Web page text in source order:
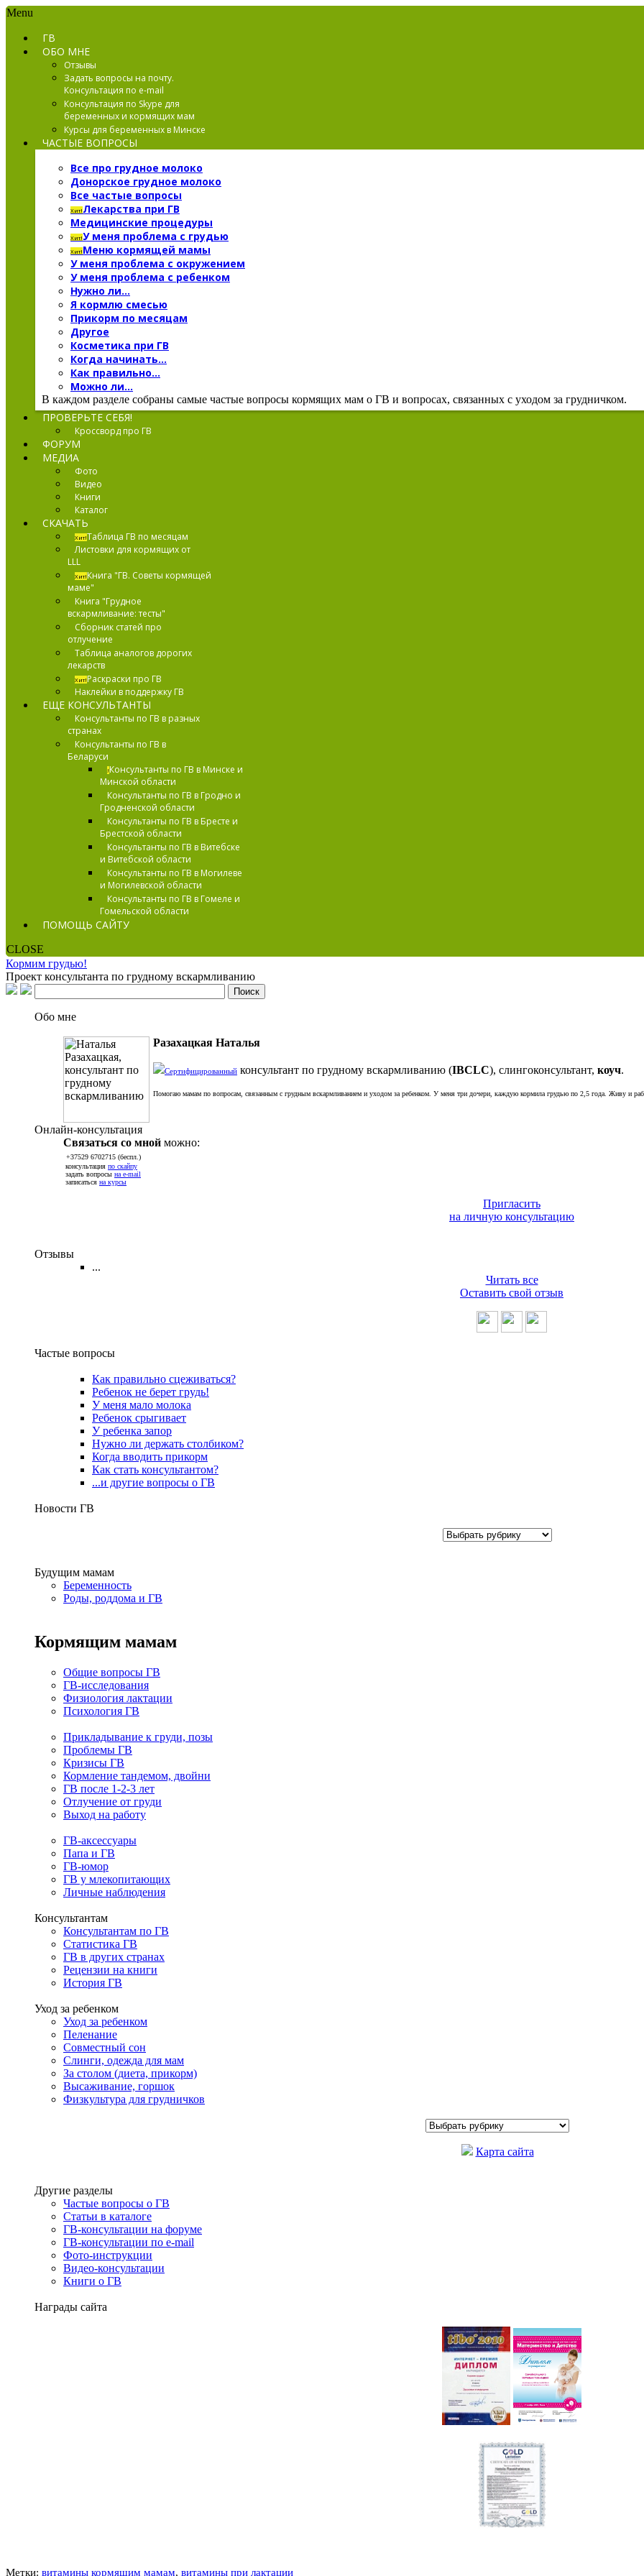
Menu
ГВ
ОБО МНЕ
Отзывы
Задать вопросы на почту.
Консультация по e-mail
Консультация по Skype для
беременных и кормящих мам
Курсы для беременных в Минске
ЧАСТЫЕ ВОПРОСЫ
Все про грудное молоко
Донорское грудное молоко
Все частые вопросы
Хит!Лекарства при ГВ
Медицинские процедуры
Хит!У меня проблема с грудью
Хит!Меню кормящей мамы
У меня проблема с окружением
У меня проблема с ребенком
Нужно ли…
Я кормлю смесью
Прикорм по месяцам
Другое
Косметика при ГВ
Когда начинать...
Как правильно...
Можно ли...
В каждом разделе собраны самые частые вопросы кормящих мам о ГВ и вопросах, связанных с уходом за грудничком.
ПРОВЕРЬТЕ СЕБЯ!
Кроссворд про ГВ
ФОРУМ
МЕДИА
Фото
Видео
Книги
Каталог
СКАЧАТЬ
Хит!Таблица ГВ по месяцам
Листовки для кормящих от
LLL
Хит!Книга "ГВ. Советы кормящей
маме"
Книга "Грудное
вскармливание: тесты"
Сборник статей про
отлучение
Таблица аналогов дорогих
лекарств
Хит!Раскраски про ГВ
Наклейки в поддержку ГВ
ЕЩЕ КОНСУЛЬТАНТЫ
Консультанты по ГВ в разных
странах
Консультанты по ГВ в
Беларуси
!Консультанты по ГВ в Минске и
Минской области
Консультанты по ГВ в Гродно и
Гродненской области
Консультанты по ГВ в Бресте и
Брестской области
Консультанты по ГВ в Витебске
и Витебской области
Консультанты по ГВ в Могилеве
и Могилевской области
Консультанты по ГВ в Гомеле и
Гомельской области
ПОМОЩЬ САЙТУ
CLOSE
Кормим грудью!
Проект консультанта по грудному вскармливанию
Обо мне
Разахацкая Наталья
Сертифицированный консультант по грудному вскармливанию (IBCLC), слингоконсультант, коуч.
Помогаю мамам по вопросам, связанным с грудным вскармливанием и уходом за ребенком. У меня три дочери, каждую кормила грудью по 2,5 года. Живу и
Онлайн-консультация
Связаться со мной можно:
+37529 6702715 (беспл.)
консультация по скайпу
задать вопросы на e-mail
записаться на курсы
Пригласить
на личную консультацию
Отзывы
...
Читать все
Оставить свой отзыв
Частые вопросы
Как правильно сцеживаться?
Ребенок не берет грудь!
У меня мало молока
Ребенок срыгивает
У ребенка запор
Нужно ли держать столбиком?
Когда вводить прикорм
Как стать консультантом?
...и другие вопросы о ГВ
Новости ГВ
Будущим мамам
Беременность
Роды, роддома и ГВ
Кормящим мамам
Общие вопросы ГВ
ГВ-исследования
Физиология лактации
Психология ГВ
Прикладывание к груди, позы
Проблемы ГВ
Кризисы ГВ
Кормление тандемом, двойни
ГВ после 1-2-3 лет
Отлучение от груди
Выход на работу
ГВ-аксессуары
Папа и ГВ
ГВ-юмор
ГВ у млекопитающих
Личные наблюдения
Консультантам
Консультантам по ГВ
Статистика ГВ
ГВ в других странах
Рецензии на книги
История ГВ
Уход за ребенком
Уход за ребенком
Пеленание
Совместный сон
Слинги, одежда для мам
За столом (диета, прикорм)
Высаживание, горшок
Физкультура для грудничков
Карта сайта
Другие разделы
Частые вопросы о ГВ
Статьи в каталоге
ГВ-консультации на форуме
ГВ-консультации по e-mail
Фото-инструкции
Видео-консультации
Книги о ГВ
Награды сайта
Метки: витамины кормящим мамам, витамины при лактации